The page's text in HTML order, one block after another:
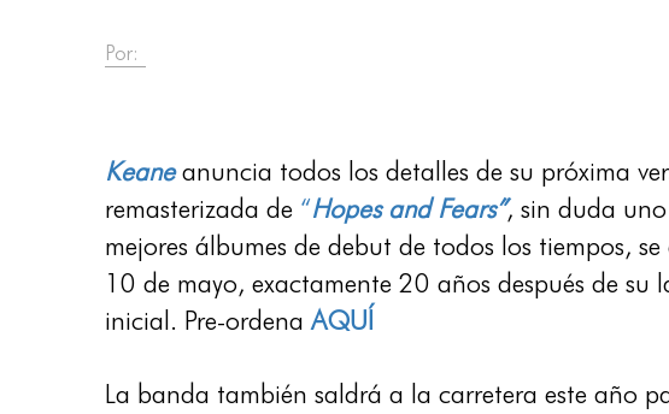
Por:
Keane anuncia todos los detalles de su próxima
remasterizada de “Hopes and Fears”, sin duda
mejores álbumes de debut de todos los tiempos, se
10 de mayo, exactamente 20 años después de su
inicial. Pre-ordenaAQUÍ
La banda también saldrá a la carretera este año